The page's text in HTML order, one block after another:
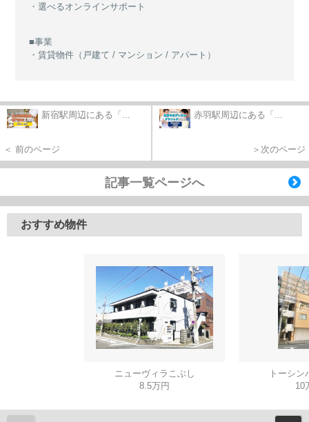
・選べるオンラインサポート
■事業
・賃貸物件（戸建て / マンション / アパート）
新宿駅周辺にある「...
＜ 前のページ
赤羽駅周辺にある「...
＞次のページ
記事一覧ページへ
おすすめ物件
ニューヴィラこぶし
8.5万円
トーシン
10